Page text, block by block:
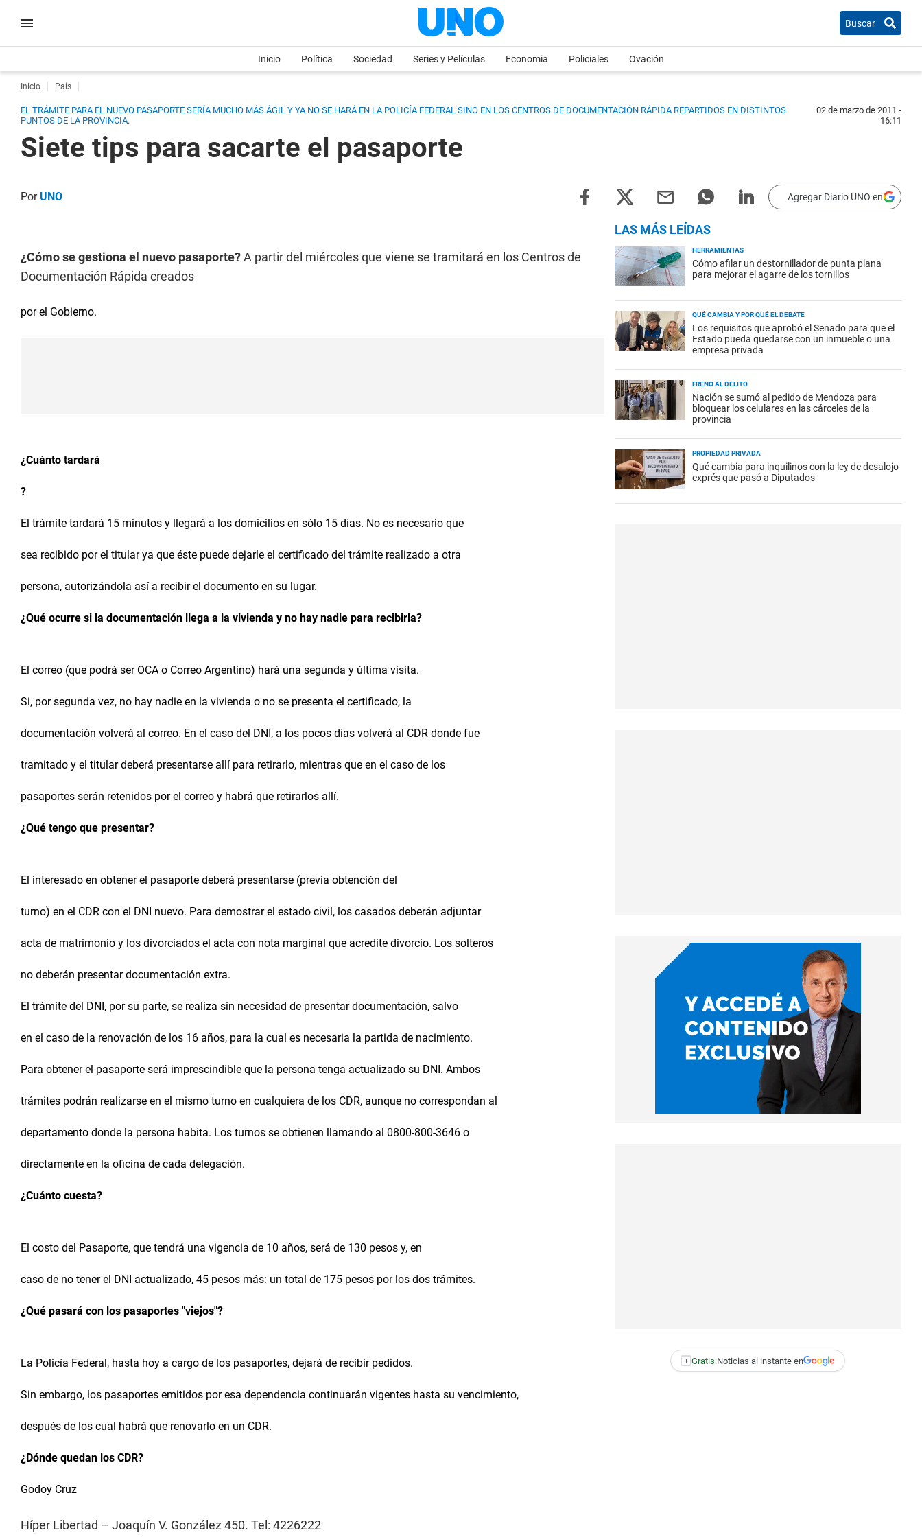
Buscar
Inicio Política Sociedad Series y Películas Economia Policiales Ovación
Inicio País
EL TRÁMITE PARA EL NUEVO PASAPORTE SERÍA MUCHO MÁS ÁGIL Y YA NO SE HARÁ EN LA POLICÍA FEDERAL SINO EN LOS CENTROS DE DOCUMENTACIÓN RÁPIDA REPARTIDOS EN DISTINTOS
PUNTOS DE LA PROVINCIA.
02 de marzo de 2011 -
16:11
Siete tips para sacarte el pasaporte
PorUNO Agregar Diario UNO en
¿Cómo se gestiona el nuevo pasaporte?A partir del miércoles que viene se tramitará en los Centros de
Documentación Rápida creados
por el Gobierno.
¿Cuánto tardará
?
El trámite tardará 15 minutos y llegará a los domicilios en sólo 15 días. No es necesario que
sea recibido por el titular ya que éste puede dejarle el certificado del trámite realizado a otra
persona, autorizándola así a recibir el documento en su lugar.
¿Qué ocurre si la documentación llega a la vivienda y no hay nadie para recibirla?
El correo (que podrá ser OCA o Correo Argentino) hará una segunda y última visita.
Si, por segunda vez, no hay nadie en la vivienda o no se presenta el certificado, la
documentación volverá al correo. En el caso del DNI, a los pocos días volverá al CDR donde fue
tramitado y el titular deberá presentarse allí para retirarlo, mientras que en el caso de los
pasaportes serán retenidos por el correo y habrá que retirarlos allí.
¿Qué tengo que presentar?
El interesado en obtener el pasaporte deberá presentarse (previa obtención del
turno) en el CDR con el DNI nuevo. Para demostrar el estado civil, los casados deberán adjuntar
acta de matrimonio y los divorciados el acta con nota marginal que acredite divorcio. Los solteros
no deberán presentar documentación extra.
El trámite del DNI, por su parte, se realiza sin necesidad de presentar documentación, salvo
en el caso de la renovación de los 16 años, para la cual es necesaria la partida de nacimiento.
Para obtener el pasaporte será imprescindible que la persona tenga actualizado su DNI. Ambos
trámites podrán realizarse en el mismo turno en cualquiera de los CDR, aunque no correspondan al
departamento donde la persona habita. Los turnos se obtienen llamando al 0800-800-3646 o
directamente en la oficina de cada delegación.
¿Cuánto cuesta?
El costo del Pasaporte, que tendrá una vigencia de 10 años, será de 130 pesos y, en
caso de no tener el DNI actualizado, 45 pesos más: un total de 175 pesos por los dos trámites.
¿Qué pasará con los pasaportes "viejos"?
La Policía Federal, hasta hoy a cargo de los pasaportes, dejará de recibir pedidos.
Sin embargo, los pasaportes emitidos por esa dependencia continuarán vigentes hasta su vencimiento,
después de los cual habrá que renovarlo en un CDR.
¿Dónde quedan los CDR?
Godoy Cruz
Híper Libertad – Joaquín V. González 450. Tel: 4226222
LAS MÁS LEÍDAS
HERRAMIENTAS
Cómo afilar un destornillador de punta plana
para mejorar el agarre de los tornillos
QUÉ CAMBIA Y POR QUÉ EL DEBATE
Los requisitos que aprobó el Senado para que el
Estado pueda quedarse con un inmueble o una
empresa privada
FRENO AL DELITO
Nación se sumó al pedido de Mendoza para
bloquear los celulares en las cárceles de la
provincia
PROPIEDAD PRIVADA
Qué cambia para inquilinos con la ley de desalojo
exprés que pasó a Diputados
+ Gratis:Noticias al instante en